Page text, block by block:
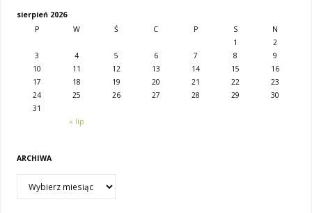
sierpień 2026
P
W Ś C P S N
« lip
1
2
3
4 5 6 7 8
9
10
11 12 13 14 15
16
17
18 19 20 21 22
23
24
25 26 27 28 29
30
31
ARCHIWA